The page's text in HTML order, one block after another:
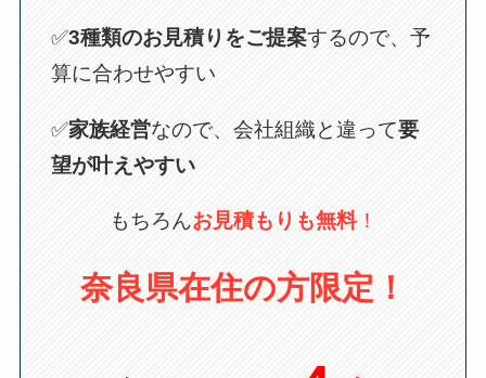
✅3種類のお見積りをご提案するので、予
算に合わせやすい
✅家族経営なので、会社組織と違って要
望が叶えやすい
もちろんお見積もりも無料！
奈良県在住の方限定！